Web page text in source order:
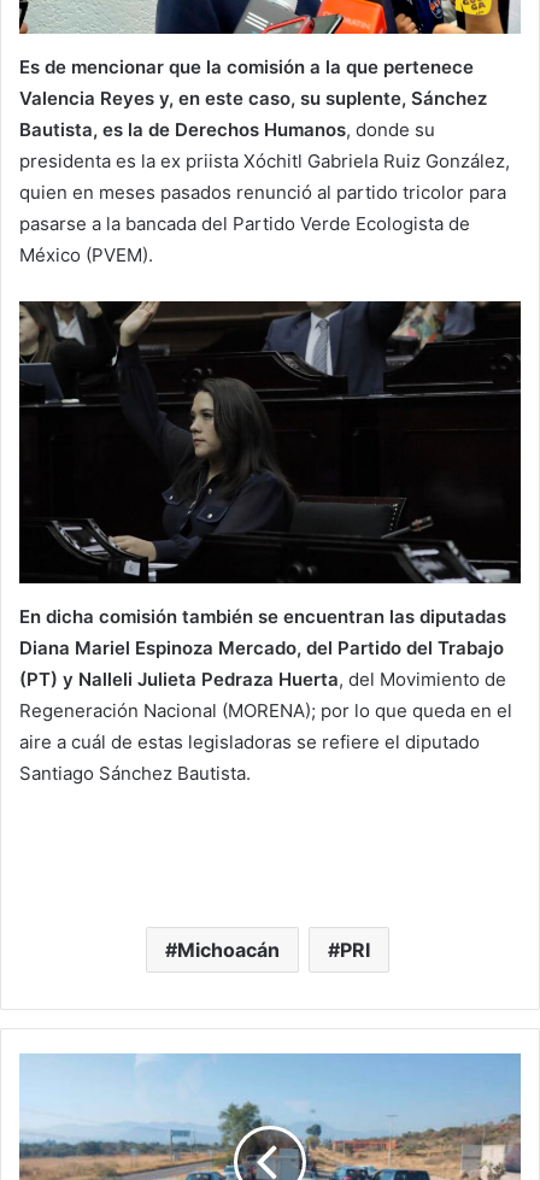
Es de mencionar que la comisión a la que pertenece
Valencia Reyes y, en este caso, su suplente, Sánchez
Bautista, es la de Derechos Humanos, donde su
presidenta es la ex priista Xóchitl Gabriela Ruiz González,
quien en meses pasados renunció al partido tricolor para
pasarse a la bancada del Partido Verde Ecologista de
México (PVEM).
En dicha comisión también se encuentran las diputadas
Diana Mariel Espinoza Mercado, del Partido del Trabajo
(PT) y Nalleli Julieta Pedraza Huerta, del Movimiento de
Regeneración Nacional (MORENA); por lo que queda en el
aire a cuál de estas legisladoras se refiere el diputado
Santiago Sánchez Bautista.
Michoacán PRI
El
Peatón